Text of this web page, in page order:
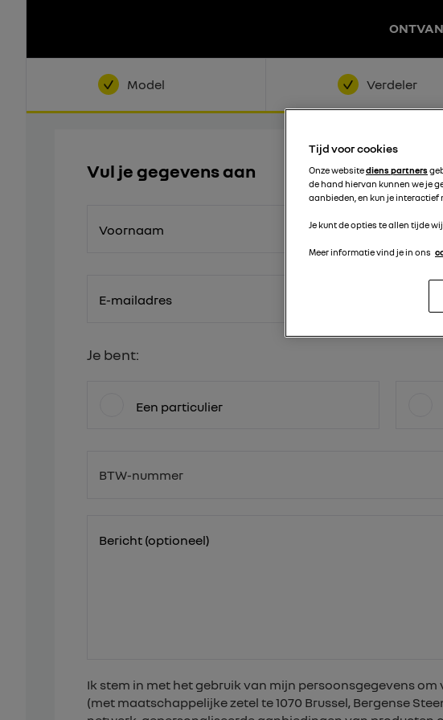
Model Verdeler
Vul je gegevens aan
Voornaam
E-mailadres
Je bent:
Een particulier
BTW-nummer
BE
Bericht (optioneel)
Ik stem in met het gebruik van mijn persoonsgegevens om
(met maatschappelijke zetel te 1070 Brussel, Bergense
Tijd voor cookies
Onze websitediens partners
de hand hiervan kunnen we je
aanbieden, en kun je interactief
Je kunt de opties te allen tijde
Meer informatie vind je in ons